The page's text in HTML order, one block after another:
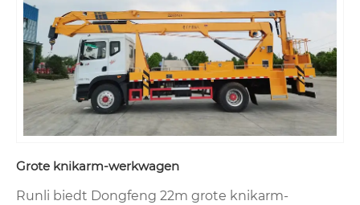
Grote knikarm-werkwagen
Runli biedt Dongfeng 22m grote knikarm-